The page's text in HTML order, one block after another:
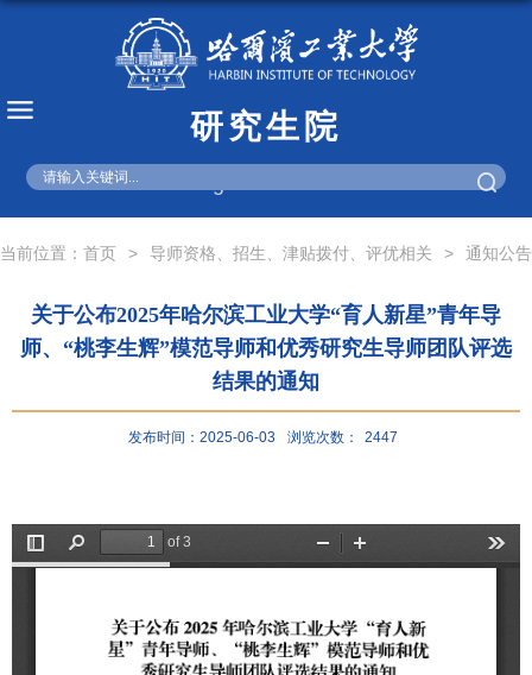
研究生院
当前位置： 首页 > 导师资格、招生、津贴拨付、评优相关 > 通知公告
关于公布2025年哈尔滨工业大学“育人新星”青年导
师、“桃李生辉”模范导师和优秀研究生导师团队评选
结果的通知
发布时间：2025-06-03 浏览次数： 2447